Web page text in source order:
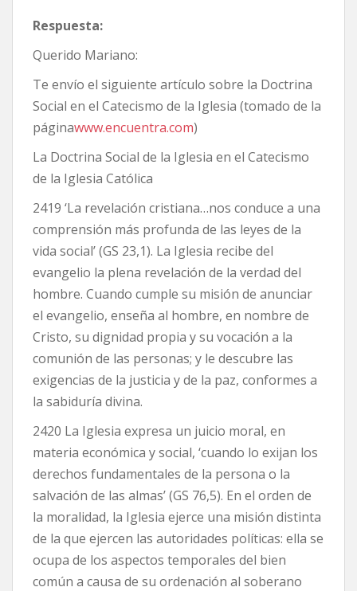
Respuesta:
Querido Mariano:
Te envío el siguiente artículo sobre la Doctrina
Social en el Catecismo de la Iglesia (tomado de la
páginawww.encuentra.com)
La Doctrina Social de la Iglesia en el Catecismo
de la Iglesia Católica
2419 ‘La revelación cristiana…nos conduce a una
comprensión más profunda de las leyes de la
vida social’ (GS 23,1). La Iglesia recibe del
evangelio la plena revelación de la verdad del
hombre. Cuando cumple su misión de anunciar
el evangelio, enseña al hombre, en nombre de
Cristo, su dignidad propia y su vocación a la
comunión de las personas; y le descubre las
exigencias de la justicia y de la paz, conformes a
la sabiduría divina.
2420 La Iglesia expresa un juicio moral, en
materia económica y social, ‘cuando lo exijan los
derechos fundamentales de la persona o la
salvación de las almas’ (GS 76,5). En el orden de
la moralidad, la Iglesia ejerce una misión distinta
de la que ejercen las autoridades políticas: ella se
ocupa de los aspectos temporales del bien
común a causa de su ordenación al soberano